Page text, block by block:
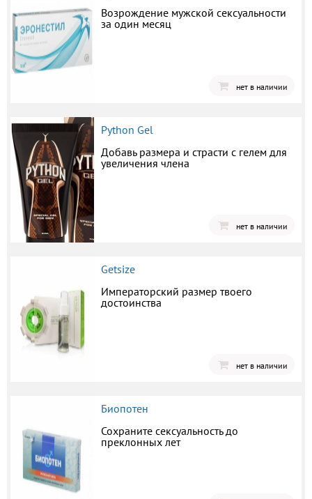
Возрождение мужской сексуальности
за один месяц
нет в наличии
Python Gel
Добавь размера и страсти с гелем для
увеличения члена
нет в наличии
Getsize
Императорский размер твоего
достоинства
нет в наличии
Биопотен
Сохраните сексуальность до
преклонных лет